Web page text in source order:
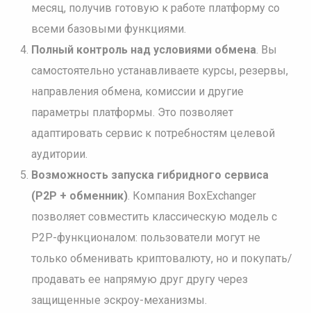
месяц, получив готовую к работе платформу со
всеми базовыми функциями.
Полный контроль над условиями обмена . Вы
самостоятельно устанавливаете курсы, резервы,
направления обмена, комиссии и другие
параметры платформы. Это позволяет
адаптировать сервис к потребностям целевой
аудитории.
Возможность запуска гибридного сервиса
(P2P + обменник). Компания BoxExchanger
позволяет совместить классическую модель с
P2P-функционалом: пользователи могут не
только обменивать криптовалюту, но и покупать/
продавать ее напрямую друг другу через
защищенные эскроу-механизмы.